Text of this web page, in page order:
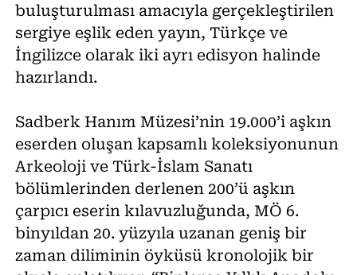
buluşturulması amacıyla gerçekleştirilen
sergiye eşlik eden yayın, Türkçe ve
İngilizce olarak iki ayrı edisyon halinde
hazırlandı.
Sadberk Hanım Müzesi’nin 19.000’i aşkın
eserden oluşan kapsamlı koleksiyonunun
Arkeoloji ve Türk-İslam Sanatı
bölümlerinden derlenen 200’ü aşkın
çarpıcı eserin kılavuzluğunda, MÖ 6.
binyıldan 20. yüzyıla uzanan geniş bir
zaman diliminin öyküsü kronolojik bir